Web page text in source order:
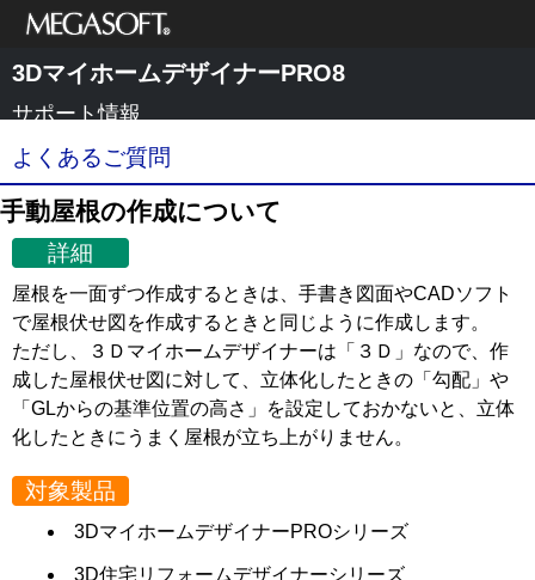
メガソフト株式
会社
3DマイホームデザイナーPRO8
サポート情報
よくあるご質問
手動屋根の作成について
詳細
屋根を一面ずつ作成するときは、手書き図面やCADソフト
で屋根伏せ図を作成するときと同じように作成します。
ただし、３Ｄマイホームデザイナーは「３Ｄ」なので、作
成した屋根伏せ図に対して、立体化したときの「勾配」や
「GLからの基準位置の高さ」を設定しておかないと、立体
化したときにうまく屋根が立ち上がりません。
対象製品
3DマイホームデザイナーPROシリーズ
3D住宅リフォームデザイナーシリーズ